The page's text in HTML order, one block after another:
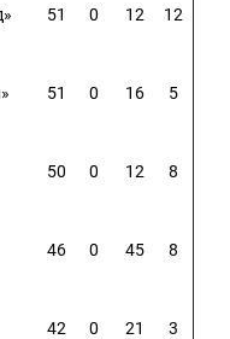
51 0 12 12
51 0 16 5
50 0 12 8
46 0 45 8
42 0 21 3